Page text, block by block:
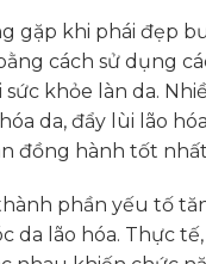
gặp khi phái đẹp
cách sử dụng
khỏe làn da.
da, đẩy lùi lão
đồng hành tốt
phần yếu tố
da lão hóa. Thực